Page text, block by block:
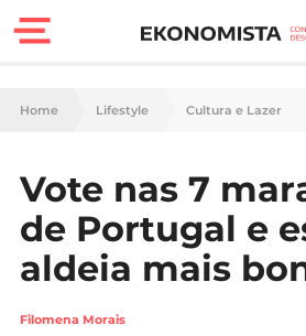
Finanças
Carreira
Casa
Lifestyle
Home Lifestyle Cultura e Lazer
Vote nas 7
de Portugal e
aldeia mais
Filomena Morais